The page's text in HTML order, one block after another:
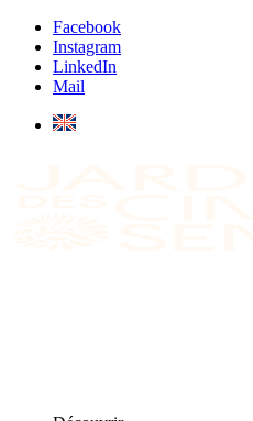
Facebook
Instagram
LinkedIn
Mail